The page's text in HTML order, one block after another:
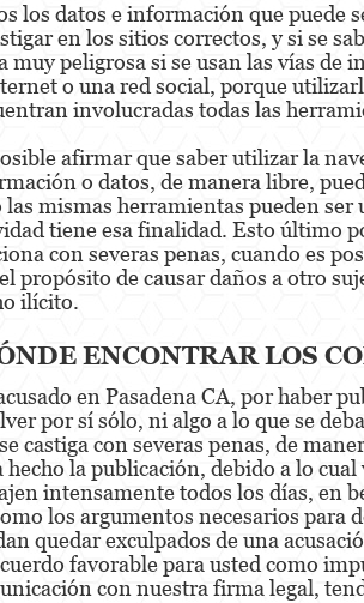
los datos e información que puede
en los sitios correctos, y si se
muy peligrosa si se usan las vías de
o una red social, porque
involucradas todas las
afirmar que saber utilizar la
o datos, de manera libre,
las mismas herramientas pueden
tiene esa finalidad. Esto último
con severas penas, cuando es
propósito de causar daños a otro
ilícito.
ENCONTRAR LOS
en Pasadena CA, por haber
por sí sólo, ni algo a lo que se
castiga con severas penas, de
hecho la publicación, debido a lo
intensamente todos los días, en
los argumentos necesarios para
quedar exculpados de una
favorable para usted como
con nuestra firma legal,